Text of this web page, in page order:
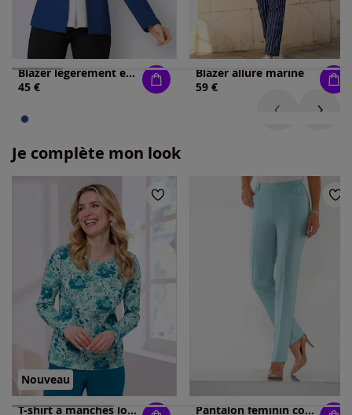
Blazer légèrement évasé
45 €
Blazer allure marine
59 €
Je complète mon look
Nouveau
T-shirt à manches longues pur coton Pantalon féminin coupe droite